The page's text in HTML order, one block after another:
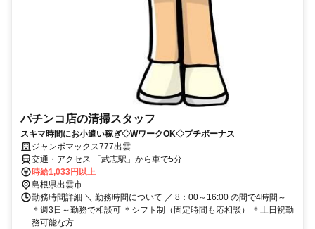
パチンコ店の清掃スタッフ
スキマ時間にお小遣い稼ぎ◇WワークOK◇プチボーナス
ジャンボマックス777出雲
交通・アクセス 「武志駅」から車で5分
時給1,033円以上
島根県出雲市
勤務時間詳細 ＼ 勤務時間について ／ 8：00～16:00 の間で4時間～
＊週3日～勤務で相談可 ＊シフト制（固定時間も応相談） ＊土日祝勤
務可能な方